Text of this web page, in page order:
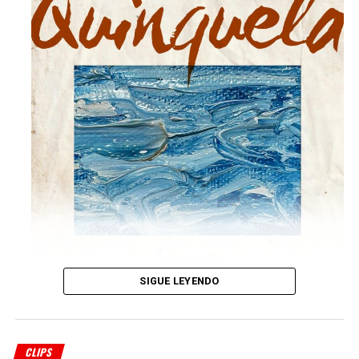
SIGUE LEYENDO
CLIPS